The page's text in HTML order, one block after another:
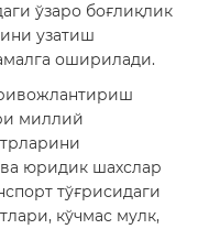
ўзаро боғлиқлик
узатиш
оширилади.
миллий
юридик шахслар
тўғрисидаги
кўчмас мулк,